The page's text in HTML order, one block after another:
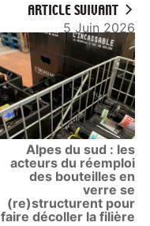
ARTICLE SUIVANT
5 Juin 2026
Alpes du sud : les
acteurs du réemploi
des bouteilles en
verre se
(re)structurent pour
faire décoller la filière